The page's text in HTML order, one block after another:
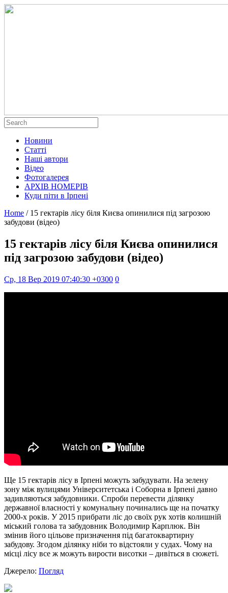
Новини
Статті
Наші автори
Відео
Фотогалерея
АРХІВ НОМЕРІВ
Куди піти в Ірпені
Home / 15 гектарів лісу біля Києва опинилися під загрозою
забудови (відео)
15 гектарів лісу біля Києва опинилися
під загрозою забудови (відео)
Ср, 18 Вер 2019 07:40:30 +0300 0
Ще 15 гектарів лісу в Ірпені можуть забудувати. На зелену
зону між вулицями Університетська і Соборна в Ірпені давно
задивляються забудовники. Спроби перевести ділянку
державної власності у комунальну починались ще на початку
2000-х років. У 2015 прибрати ліс до своїх рук хотів колишній
міський голова та забудовник Володимир Карплюк. Він
змінив його цільове призначення під багатоквартирну
забудову. Згодом ділянку ніби то відстояли у судах. Чому на
місці лісу все ж можуть вирости висотки – дивіться в сюжеті.
Джерело: Погляд